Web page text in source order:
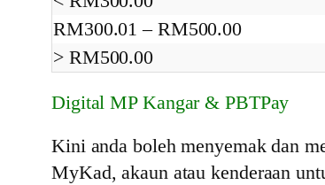
RM300.01 – RM500.00
> RM500.00
Digital MP Kangar & PBTPay
Kini anda boleh menyemak dan
MyKad, akaun atau kenderaan